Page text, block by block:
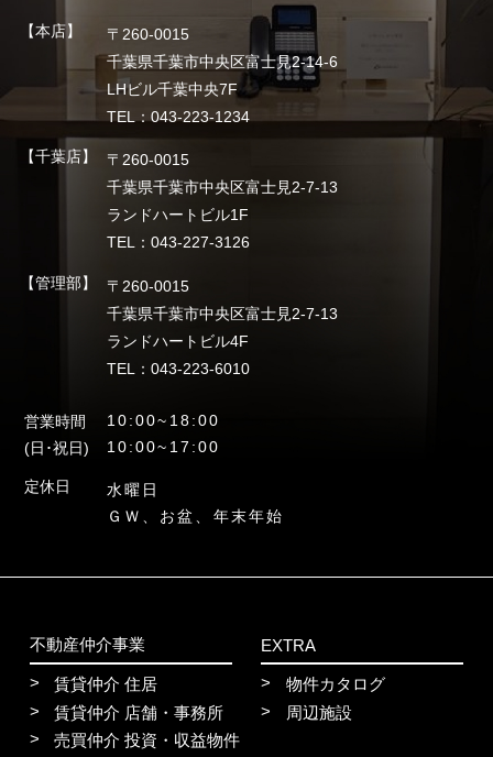
【本店】
〒260-0015
千葉県千葉市中央区富士見2-14-6
LHビル千葉中央7F
TEL：043-223-1234
【千葉店】
〒260-0015
千葉県千葉市中央区富士見2-7-13
ランドハートビル1F
TEL：043-227-3126
【管理部】
〒260-0015
千葉県千葉市中央区富士見2-7-13
ランドハートビル4F
TEL：043-223-6010
営業時間
10:00~18:00
(日･祝日)
10:00~17:00
定休日
水曜日
ＧＷ、お盆、年末年始
不動産仲介事業
賃貸仲介 住居
賃貸仲介 店舗・事務所
売買仲介 投資・収益物件
EXTRA
物件カタログ
周辺施設